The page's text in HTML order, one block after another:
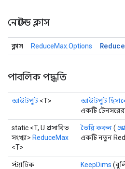
নেস্টেড ক্লাস
ক্লাস ReduceMax.Options Reduce
পাবলিক পদ্ধতি
আউটপুট <T> আউটপুট
একটি টেনসরের
static <T, U প্রসারিত
সংখ্যা> ReduceMax
<T>
তৈরি করুন(
একটি নতুন
স্ট্যাটিক
KeepDims